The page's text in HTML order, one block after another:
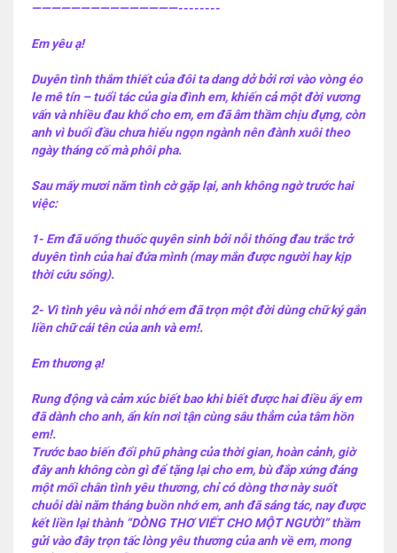
———————————————--------
Em yêu ạ!
Duyên tình thắm thiết của đôi ta dang dở bởi rơi vào vòng éo
le mê tín – tuổi tác của gia đình em, khiến cả một đời vương
vấn và nhiều đau khổ cho em, em đã âm thầm chịu đựng, còn
anh vì buổi đầu chưa hiểu ngọn ngành nên đành xuôi theo
ngày tháng cố mà phôi pha.
Sau mấy mươi năm tình cờ gặp lại, anh không ngờ trước hai
việc:
1- Em đã uống thuốc quyên sinh bởi nỗi thống đau trắc trở
duyên tình của hai đứa mình (may mắn được người hay kịp
thời cứu sống).
2- Vì tình yêu và nỗi nhớ em đã trọn một đời dùng chữ ký gắn
liền chữ cái tên của anh và em!.
Em thương ạ!
Rung động và cảm xúc biết bao khi biết được hai điều ấy em
đã dành cho anh, ẩn kín nơi tận cùng sâu thẳm của tâm hồn
em!.
Trước bao biến đổi phũ phàng của thời gian, hoàn cảnh, giờ
đây anh không còn gì để tặng lại cho em, bù đắp xứng đáng
một mối chân tình yêu thương, chỉ có dòng thơ này suốt
chuỗi dài năm tháng buồn nhớ em, anh đã sáng tác, nay được
kết liền lại thành “DÒNG THƠ VIẾT CHO MỘT NGƯỜI” thầm
gửi vào đây trọn tấc lòng yêu thương của anh về em, mong